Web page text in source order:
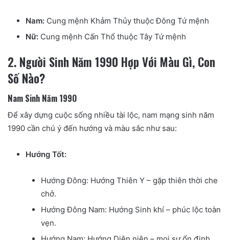
Nam: Cung mệnh Khảm Thủy thuộc Đông Tứ mệnh
Nữ: Cung mệnh Cấn Thổ thuộc Tây Tứ mệnh
2. Người Sinh Năm 1990 Hợp Với Màu Gì, Con
Số Nào?
Nam Sinh Năm 1990
Để xây dựng cuộc sống nhiều tài lộc, nam mạng sinh năm
1990 cần chú ý đến hướng và màu sắc như sau:
Hướng Tốt:
Hướng Đông: Hướng Thiên Y – gặp thiên thời che
chở.
Hướng Đông Nam: Hướng Sinh khí – phúc lộc toàn
vẹn.